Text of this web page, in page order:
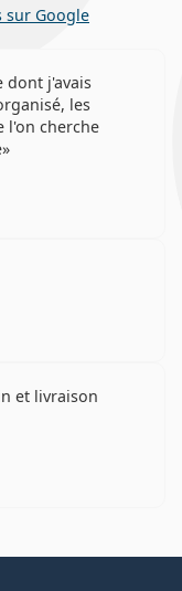
sur Google
dont j'avais
les
l'on cherche
et livraison